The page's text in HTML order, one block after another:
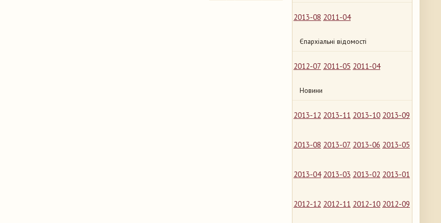
2013-08 2011-04
Єпархіальні відомості
2012-07 2011-05 2011-04
Новини
2013-12 2013-11 2013-10 2013-09
2013-08 2013-07 2013-06 2013-05
2013-04 2013-03 2013-02 2013-01
2012-12 2012-11 2012-10 2012-09